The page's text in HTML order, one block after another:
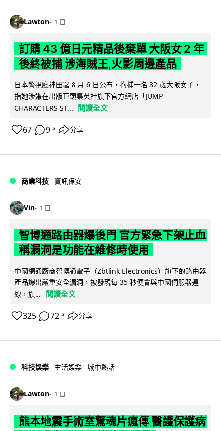
Lawton 1 日
訂購 43 億日元精品後棄單 大阪女 2 年
後終被捕 涉海賊王,火影周邊產品
日本警視廳神田署 8 月 6 日公布，拘捕一名 32 歲大阪女子，
指她涉嫌在出版巨頭集英社旗下官方網店「JUMP
CHARACTERS ST...
閱讀全文
67 9 ↗ 分享
商業科技 資訊保安
Vin 1 日
智博通路由器爆後門 官方緊急下架止血
稱漏洞是功能在維修時使用
中國網通廠商智博通電子（Zbtlink Electronics）旗下的路由器
產品爆出嚴重安全漏洞，被發現每 35 秒便會與中國伺服器連
線，旗...
閱讀全文
325 72 ↗ 分享
科技娛樂 生活娛樂 城中熱話
Lawton 1 日
熊本地震手術室驚魂片瘋傳 醫護保護病